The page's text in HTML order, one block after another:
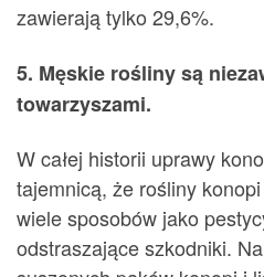
zawierają tylko 29,6%.
5. Męskie rośliny są
towarzyszami.
W całej historii uprawy
tajemnicą, że rośliny
wiele sposobów jako
odstraszające szkodniki.